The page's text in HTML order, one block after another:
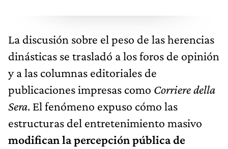
La discusión sobre el peso de las herencias
dinásticas se trasladó a los foros de opinión
y a las columnas editoriales de
publicaciones impresas como Corriere della
Sera. El fenómeno expuso cómo las
estructuras del entretenimiento masivo
modifican la percepción pública de